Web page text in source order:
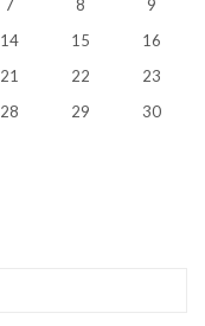
7 8
9
14 15
16
21 22
23
28 29
30